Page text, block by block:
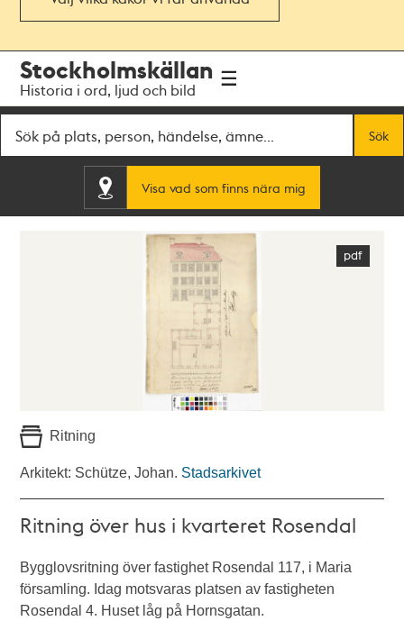
navigationen
huvudinnehållet
Stockholmskällan
Historia i ord, ljud och bild
Sök
Visa vad som finns nära mig
Ritning
Arkitekt: Schütze, Johan. Stadsarkivet
Ritning över hus i kvarteret Rosendal
Bygglovsritning över fastighet Rosendal 117, i Maria
församling. Idag motsvaras platsen av fastigheten
Rosendal 4. Huset låg på Hornsgatan.